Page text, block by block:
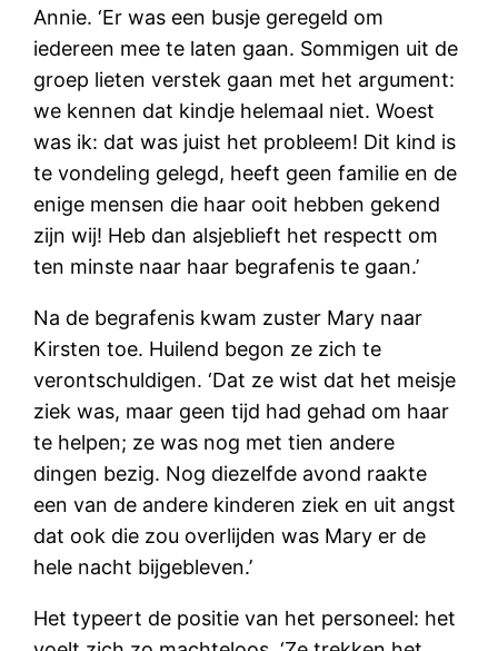
Annie. ‘Er was een busje geregeld om
iedereen mee te laten gaan. Sommigen uit de
groep lieten verstek gaan met het argument:
we kennen dat kindje helemaal niet. Woest
was ik: dat was juist het probleem! Dit kind is
te vondeling gelegd, heeft geen familie en de
enige mensen die haar ooit hebben gekend
zijn wij! Heb dan alsjeblieft het respectt om
ten minste naar haar begrafenis te gaan.’
Na de begrafenis kwam zuster Mary naar
Kirsten toe. Huilend begon ze zich te
verontschuldigen. ‘Dat ze wist dat het meisje
ziek was, maar geen tijd had gehad om haar
te helpen; ze was nog met tien andere
dingen bezig. Nog diezelfde avond raakte
een van de andere kinderen ziek en uit angst
dat ook die zou overlijden was Mary er de
hele nacht bijgebleven.’
Het typeert de positie van het personeel: het